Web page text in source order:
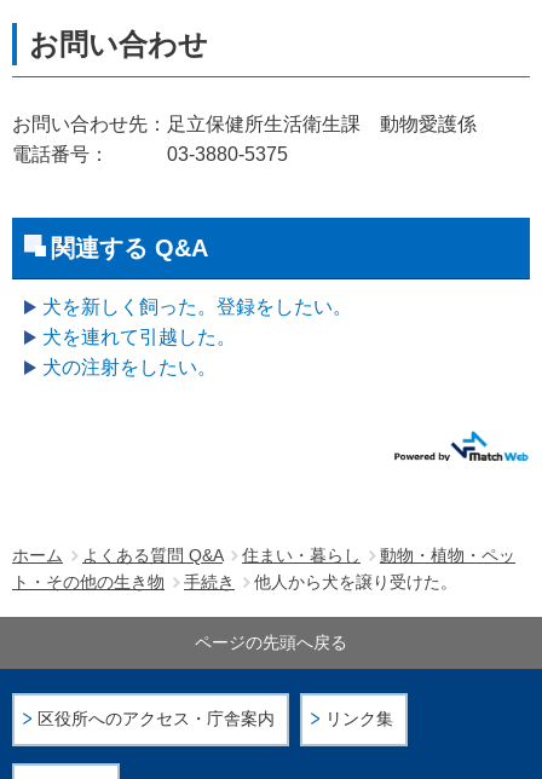
ホーム よくある質問 Q&A 住まい・暮らし
動物・植物・ペッ
ト・その他の生き物
手続き 他人から犬を譲り受けた。
お問い合わせ先：足立保健所生活衛生課 動物愛護係
電話番号： 03-3880-5375
関連する Q&A
犬を新しく飼った。登録をしたい。
犬を連れて引越した。
犬の注射をしたい。
区役所へのアクセス・庁舎案内 リンク集
ページの先頭へ戻る